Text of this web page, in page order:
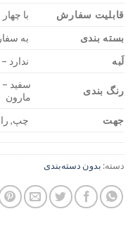
قابلیت سفارش
با
بسته بندی
به
لَبه
ندارد
رنگ بندی
سفید
مارون
جهت
چپ,
دسته: بدون دسته‌بندی